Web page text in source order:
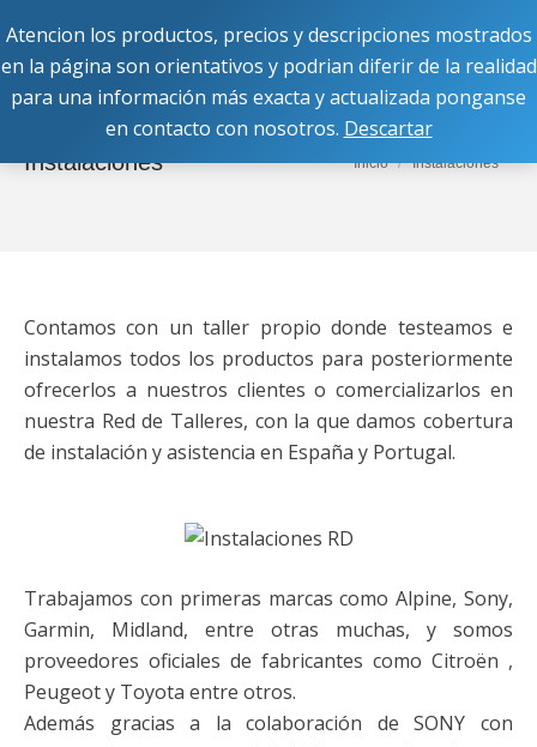
Buscar:
Instalaciones Estás aquí:
Inicio Instalaciones
Contamos con un taller propio donde testeamos e
instalamos todos los productos para posteriormente
ofrecerlos a nuestros clientes o comercializarlos en
nuestra Red de Talleres, con la que damos cobertura
de instalación y asistencia en España y Portugal.
Trabajamos con primeras marcas como Alpine, Sony,
Garmin, Midland, entre otras muchas, y somos
proveedores oficiales de fabricantes como Citroën ,
Peugeot y Toyota entre otros.
Además gracias a la colaboración de SONY con
Atencion los productos, precios y descripciones mostrados
en la página son orientativos y podrian diferir de la realidad
para una información más exacta y actualizada ponganse
en contacto con nosotros. Descartar